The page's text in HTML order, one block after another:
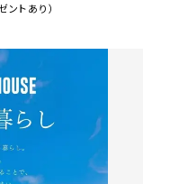
トあり）